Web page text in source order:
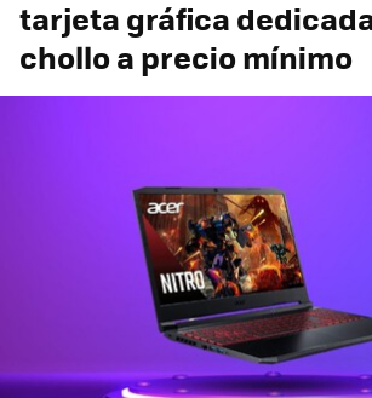
tarjeta gráfica
chollo a precio mínimo